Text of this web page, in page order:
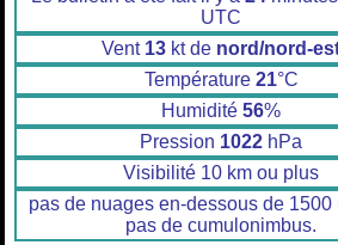
UTC
Vent 13 kt de nord/nord-
Température 21°C
Humidité 56%
Pression 1022 hPa
Visibilité 10 km ou plus
pas de nuages en-dessous de 1500
pas de cumulonimbus.